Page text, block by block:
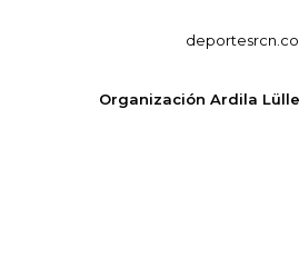
Organización Ardila